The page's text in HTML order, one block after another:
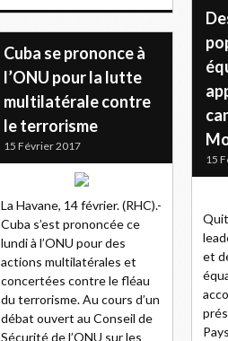
15
et
Cuba se prononce à
l’ONU pour la lutte
multilatérale contre
le terrorisme
15 Février 2017
La Havane, 14 février. (RHC).-
Cuba s’est prononcée ce
lundi à l’ONU pour des
actions multilatérales et
concertées contre le fléau
du terrorisme. Au cours d’un
débat ouvert au Conseil de
Sécurité de l’ONU sur les